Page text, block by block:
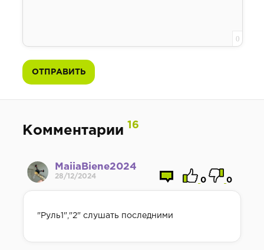
0
ОТПРАВИТЬ
Комментарии 16
MaiiaBiene2024
28/12/2024
0 0
"Руль1","2" слушать последними